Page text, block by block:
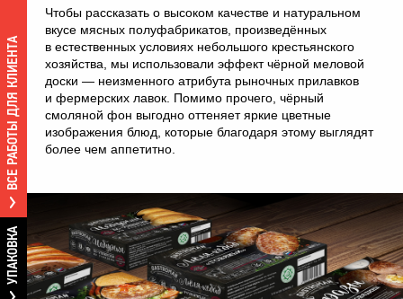
ВСЕ РАБОТЫ ДЛЯ КЛИЕНТА
УПАКОВКА
Чтобы рассказать о высоком качестве и натуральном
вкусе мясных полуфабрикатов, произведённых
в естественных условиях небольшого крестьянского
хозяйства , мы использовали эффект чёрной меловой
доски — неизменного атрибута рыночных прилавков
и фермерских лавок. Помимо прочего, чёрный
смоляной фон выгодно оттеняет яркие цветные
изображения блюд, которые благодаря этому выглядят
более чем аппетитно.